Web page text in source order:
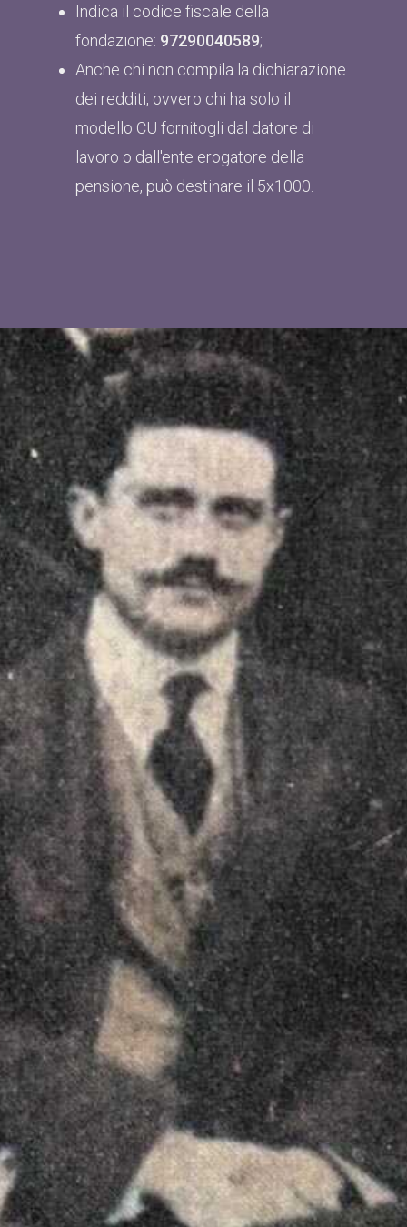
Indica il codice fiscale della
fondazione: 97290040589;
Anche chi non compila la dichiarazione
dei redditi, ovvero chi ha solo il
modello CU fornitogli dal datore di
lavoro o dall'ente erogatore della
pensione, può destinare il 5x1000.